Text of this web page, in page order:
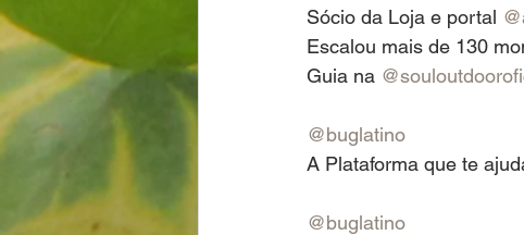
Sócio da Loja e portal
Escalou mais de 130
Guia na
@buglatino
A Plataforma que te
@buglatino